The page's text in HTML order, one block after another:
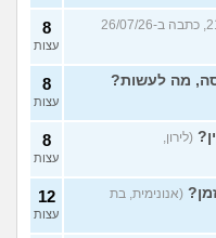
(.., בת 21, כתבה ב-26/07/26
8
עצות
מה לעשות? 8
עצות
(לירון,
8
עצות
(אנונימית, בת
12
עצות